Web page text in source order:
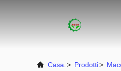
Casa. > Prodotti>